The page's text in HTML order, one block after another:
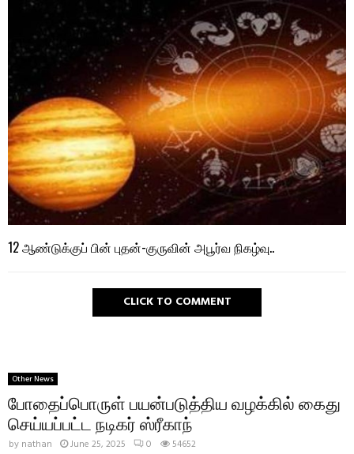
12 ஆண்டுக்குப் பின் புதன்-குருவின் அபூர்வ நிகழ்வு..
CLICK TO COMMENT
Other News
போதைப்பொருள் பயன்படுத்திய வழக்கில் கைது
செய்யப்பட்ட நடிகர் ஸ்ரீகாந்
by nathan June 25, 2025 0 54652